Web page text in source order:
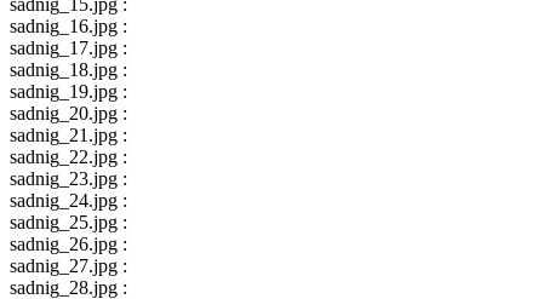
sadnig_16.jpg :
sadnig_17.jpg :
sadnig_18.jpg :
sadnig_19.jpg :
sadnig_20.jpg :
sadnig_21.jpg :
sadnig_22.jpg :
sadnig_23.jpg :
sadnig_24.jpg :
sadnig_25.jpg :
sadnig_26.jpg :
sadnig_27.jpg :
sadnig_28.jpg :